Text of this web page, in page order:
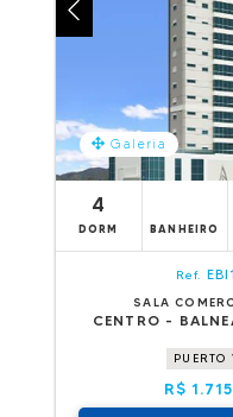
Galeria
4
DORM BANHEIRO
Ref.
SALA
CENTRO -
PUERTO
R$